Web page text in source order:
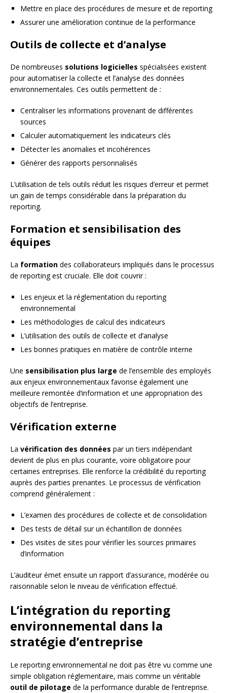
Mettre en place des procédures de mesure et de reporting
Assurer une amélioration continue de la performance
Outils de collecte et d’analyse
De nombreuses solutions logicielles spécialisées existent
pour automatiser la collecte et l’analyse des données
environnementales. Ces outils permettent de :
Centraliser les informations provenant de différentes
sources
Calculer automatiquement les indicateurs clés
Détecter les anomalies et incohérences
Générer des rapports personnalisés
L’utilisation de tels outils réduit les risques d’erreur et permet
un gain de temps considérable dans la préparation du
reporting.
Formation et sensibilisation des
équipes
La formation des collaborateurs impliqués dans le processus
de reporting est cruciale. Elle doit couvrir :
Les enjeux et la réglementation du reporting
environnemental
Les méthodologies de calcul des indicateurs
L’utilisation des outils de collecte et d’analyse
Les bonnes pratiques en matière de contrôle interne
Une sensibilisation plus large de l’ensemble des employés
aux enjeux environnementaux favorise également une
meilleure remontée d’information et une appropriation des
objectifs de l’entreprise.
Vérification externe
La vérification des données par un tiers indépendant
devient de plus en plus courante, voire obligatoire pour
certaines entreprises. Elle renforce la crédibilité du reporting
auprès des parties prenantes. Le processus de vérification
comprend généralement :
L’examen des procédures de collecte et de consolidation
Des tests de détail sur un échantillon de données
Des visites de sites pour vérifier les sources primaires
d’information
L’auditeur émet ensuite un rapport d’assurance, modérée ou
raisonnable selon le niveau de vérification effectué.
L’intégration du reporting
environnemental dans la
stratégie d’entreprise
Le reporting environnemental ne doit pas être vu comme une
simple obligation réglementaire, mais comme un véritable
outil de pilotage de la performance durable de l’entreprise.